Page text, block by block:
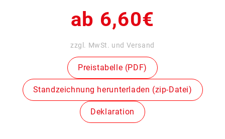
Normaler
Preis
ab 6,60€
zzgl. MwSt. und Versand
Preistabelle (PDF)
Standzeichnung herunterladen (zip-Datei)
Deklaration